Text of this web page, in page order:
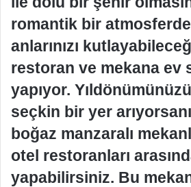
romantik bir
anlarınızı
restoran ve mekana ev
yapıyor.
seçkin bir yer
boğaz manzaralı
otel restoranları
yapabilirsiniz. Bu